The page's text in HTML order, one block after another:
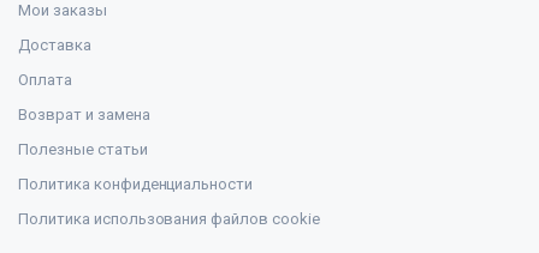
Мои заказы
Доставка
Оплата
Возврат и замена
Полезные статьи
Политика конфиденциальности
Политика использования файлов cookie